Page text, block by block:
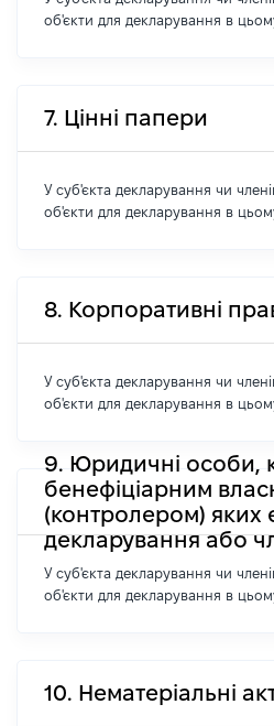
об'єкти для декларування в
7. Цінні папери
У суб'єкта декларування чи
об'єкти для декларування в
8. Корпоративні
У суб'єкта декларування чи
об'єкти для декларування в
9. Юридичні особи,
бенефіціарним
(контролером) яких
декларування або
У суб'єкта декларування чи
об'єкти для декларування в
10. Нематеріальні